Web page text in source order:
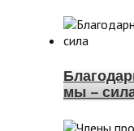
мы –